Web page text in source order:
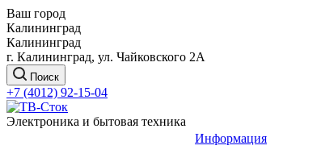
Ваш город
Калининград
Калининград
г. Калининград, ул. Чайковского 2А
Поиск
+7 (4012) 92-15-04
Электроника и бытовая техника
Информация